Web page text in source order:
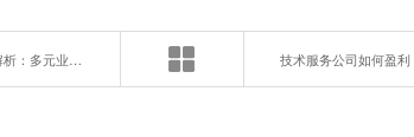
四川泓霆科技有限公司深度解析：多元业务背后的商业逻辑